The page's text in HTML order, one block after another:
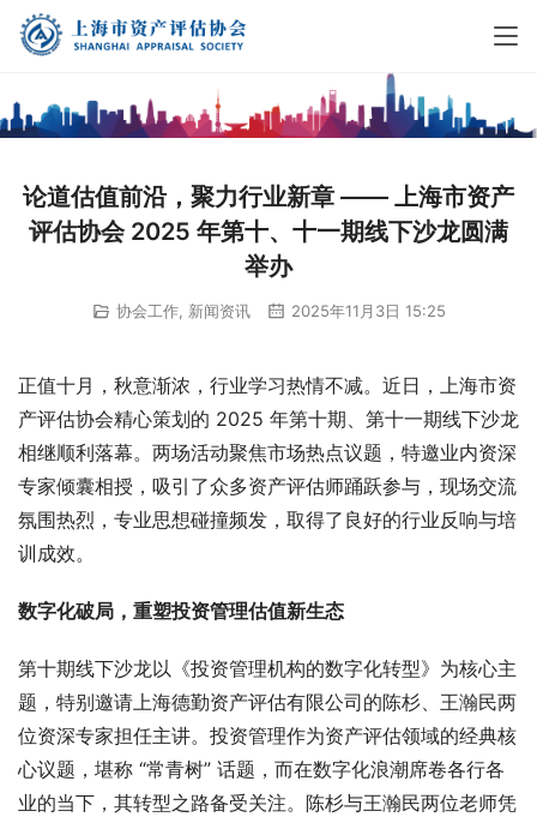
论道估值前沿，聚力行业新章 —— 上海市资产
评估协会 2025 年第十、十一期线下沙龙圆满
举办​
协会工作, 新闻资讯 2025年11月3日 15:25
正值十月，秋意渐浓，行业学习热情不减。近日，上海市资
产评估协会精心策划的 2025 年第十期、第十一期线下沙龙
相继顺利落幕。两场活动聚焦市场热点议题，特邀业内资深
专家倾囊相授，吸引了众多资产评估师踊跃参与，现场交流
氛围热烈，专业思想碰撞频发，取得了良好的行业反响与培
训成效。​
数字化破局，重塑投资管理估值新生态​
第十期线下沙龙以《投资管理机构的数字化转型》为核心主
题，特别邀请上海德勤资产评估有限公司的陈杉、王瀚民两
位资深专家担任主讲。投资管理作为资产评估领域的经典核
心议题，堪称 “常青树” 话题，而在数字化浪潮席卷各行各
业的当下，其转型之路备受关注。陈杉与王瀚民两位老师凭